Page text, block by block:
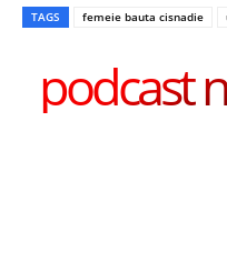
TAGS femeie bauta cisnadie
podcast